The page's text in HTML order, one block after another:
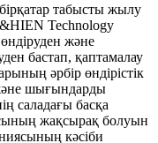
табысты жылу
Technology
және
бастап, қаптамалау
әрбір өндірістік
шығындарды
саладағы басқа
жақсырақ болуын
кәсіби